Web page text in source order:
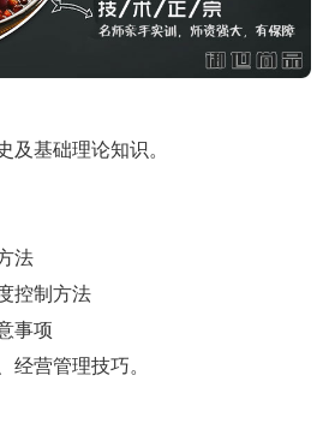
及基础理论知识。
法
控制方法
事项
经营管理技巧。